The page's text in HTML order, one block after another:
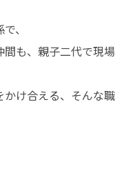
、
も、親子二代で現場
かけ合える、そんな職